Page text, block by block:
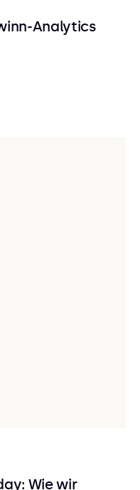
Analytics
Wie wir